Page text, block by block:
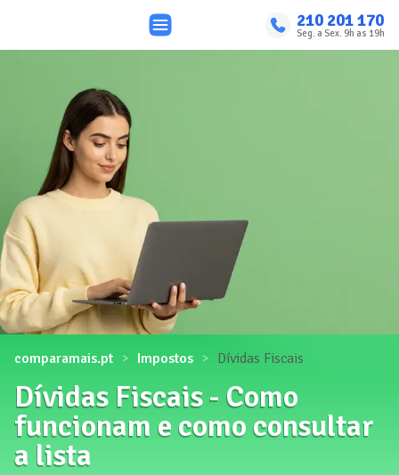
210 201 170
Seg. a Sex. 9h as 19h
comparamais.pt Impostos Dívidas Fiscais
Dívidas Fiscais - Como
funcionam e como consultar
a lista